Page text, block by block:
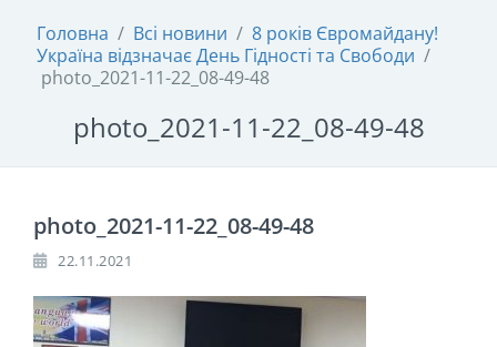
Головна / Всі новини / 8 років Євромайдану!
Україна відзначає День Гідності та Свободи /
photo_2021-11-22_08-49-48
photo_2021-11-22_08-49-48
photo_2021-11-22_08-49-48
22.11.2021